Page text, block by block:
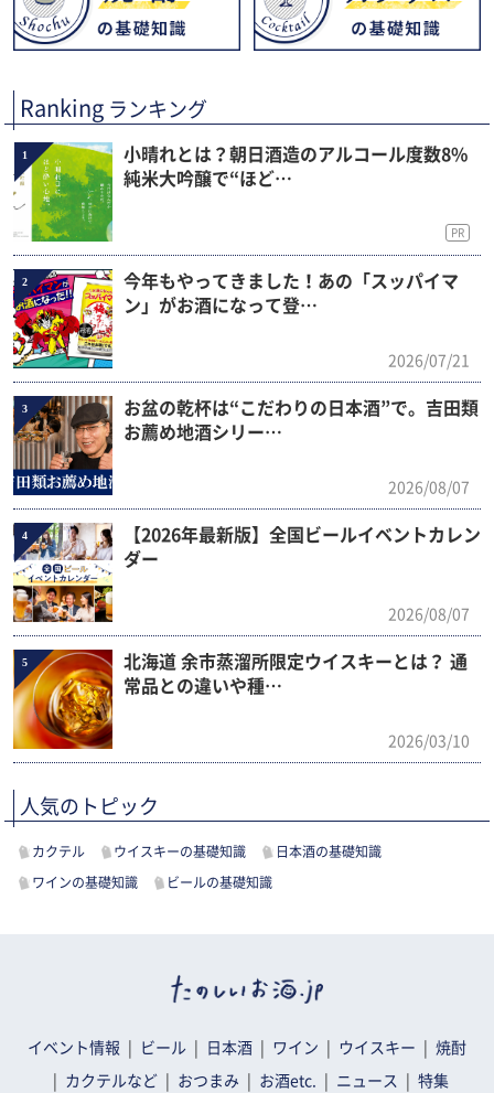
Ranking ランキング
1
小晴れとは？朝日酒造のアルコール度数8%
純米大吟醸で“ほど…
PR
2
今年もやってきました！あの「スッパイマ
ン」がお酒になって登…
2026/07/21
3
お盆の乾杯は“こだわりの日本酒”で。吉田類
お薦め地酒シリー…
2026/08/07
4
【2026年最新版】全国ビールイベントカレン
ダー
2026/08/07
5
北海道 余市蒸溜所限定ウイスキーとは？ 通
常品との違いや種…
2026/03/10
人気のトピック
カクテル ウイスキーの基礎知識 日本酒の基礎知識
ワインの基礎知識 ビールの基礎知識
イベント情報 ビール 日本酒 ワイン ウイスキー 焼酎
カクテルなど おつまみ お酒etc. ニュース 特集